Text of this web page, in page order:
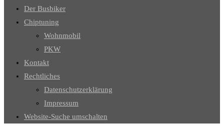
Der Busbiker
Chiptuning
Wohnmobil
PKW
Kontakt
Rechtliches
Datenschutzerklärung
Impressum
Website-Suche umschalten